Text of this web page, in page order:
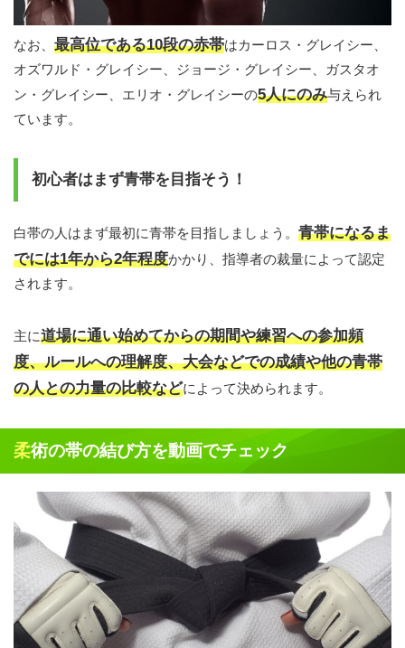
なお、 最高位である10段の赤帯はカーロス・グレイシー、
オズワルド・グレイシー、ジョージ・グレイシー、ガスタオ
ン・グレイシー、エリオ・グレイシーの5人にのみ与えられ
ています。
初心者はまず青帯を目指そう！
白帯の人はまず最初に青帯を目指しましょう。 青帯になるま
でには1年から2年程度かかり、指導者の裁量によって認定
されます。
主に道場に通い始めてからの期間や練習への参加頻
度、ルールへの理解度、大会などでの成績や他の青帯
の人との力量の比較などによって決められます。
柔術の帯の結び方を動画でチェック